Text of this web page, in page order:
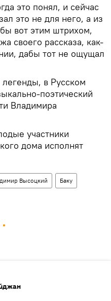
это понял, и сейчас
это не для него, а из
вот этим штрихом,
своего рассказа, как-
дабы тот не ощущал
в Русском
поэтический
Владимира
участники
дома исполнят
Высоцкий Баку